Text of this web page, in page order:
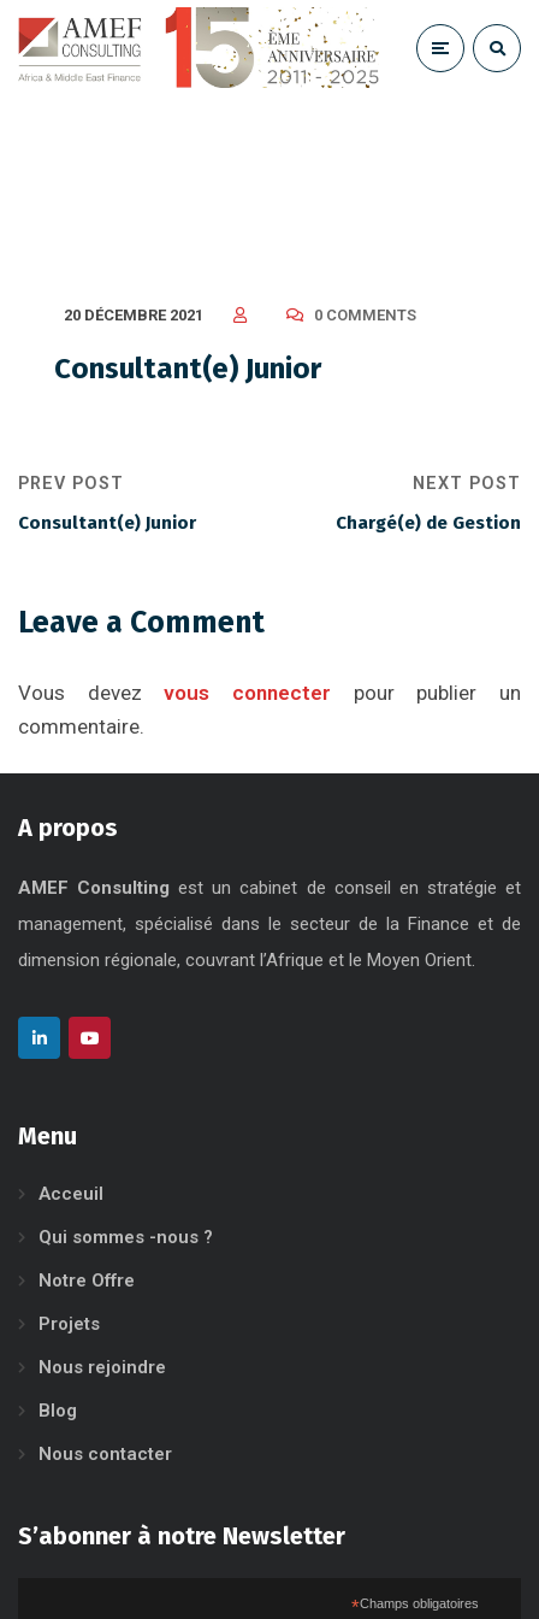
20 DÉCEMBRE 2021 0 COMMENTS
Consultant(e) Junior
PREV POST
Consultant(e) Junior
NEXT POST
Chargé(e) de Gestion
Leave a Comment
Vous devezvous connecter pour publier un
commentaire.
A propos
AMEF Consulting est un cabinet de conseil en stratégie et
management, spécialisé dans le secteur de la Finance et de
dimension régionale, couvrant l’Afrique et le Moyen Orient.
Menu
Acceuil
Qui sommes -nous ?
Notre Offre
Projets
Nous rejoindre
Blog
Nous contacter
S’abonner à notre Newsletter
*Champs obligatoires